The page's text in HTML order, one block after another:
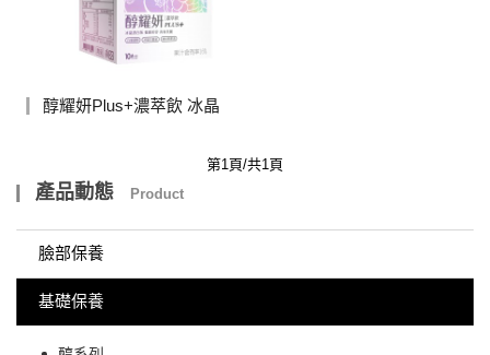
醇耀妍Plus+濃萃飲 冰晶
第1頁/共1頁
產品動態 Product
臉部保養
基礎保養